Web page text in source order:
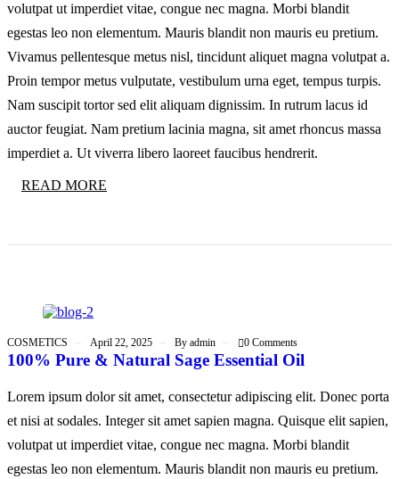
volutpat ut imperdiet vitae, congue nec magna. Morbi blandit
egestas leo non elementum. Mauris blandit non mauris eu pretium.
Vivamus pellentesque metus nisl, tincidunt aliquet magna volutpat a.
Proin tempor metus vulputate, vestibulum urna eget, tempus turpis.
Nam suscipit tortor sed elit aliquam dignissim. In rutrum lacus id
auctor feugiat. Nam pretium lacinia magna, sit amet rhoncus massa
imperdiet a. Ut viverra libero laoreet faucibus hendrerit.
READ MORE
COSMETICS April 22, 2025 By admin 0 Comments
100% Pure & Natural Sage Essential Oil
Lorem ipsum dolor sit amet, consectetur adipiscing elit. Donec porta
et nisi at sodales. Integer sit amet sapien magna. Quisque elit sapien,
volutpat ut imperdiet vitae, congue nec magna. Morbi blandit
egestas leo non elementum. Mauris blandit non mauris eu pretium.